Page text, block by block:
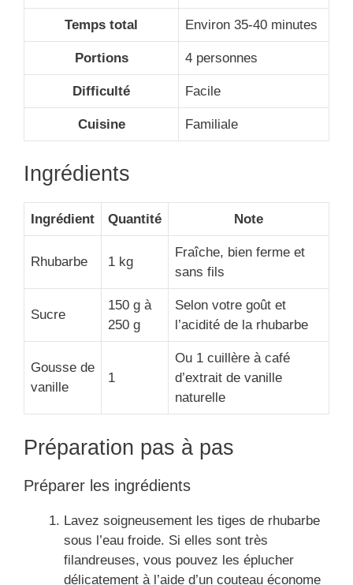
Temps total Environ 35-40 minutes
Portions 4 personnes
Difficulté Facile
Cuisine Familiale
Ingrédients
Ingrédient Quantité Note
Rhubarbe 1 kg
Fraîche, bien ferme et
sans fils
Sucre
150 g à
250 g
Selon votre goût et
l’acidité de la rhubarbe
Gousse de
vanille
1
Ou 1 cuillère à café
d’extrait de vanille
naturelle
Préparation pas à pas
Préparer les ingrédients
Lavez soigneusement les tiges de rhubarbe
sous l’eau froide. Si elles sont très
filandreuses, vous pouvez les éplucher
délicatement à l’aide d’un couteau économe